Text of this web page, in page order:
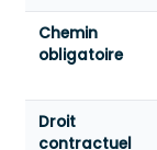
Chemin
obligatoire
Droit
contractuel